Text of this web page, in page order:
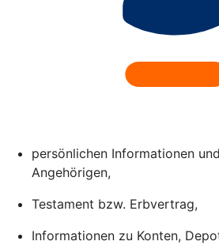
persönlichen Informationen
Angehörigen,
Testament bzw. Erbvertrag,
Informationen zu Konten,